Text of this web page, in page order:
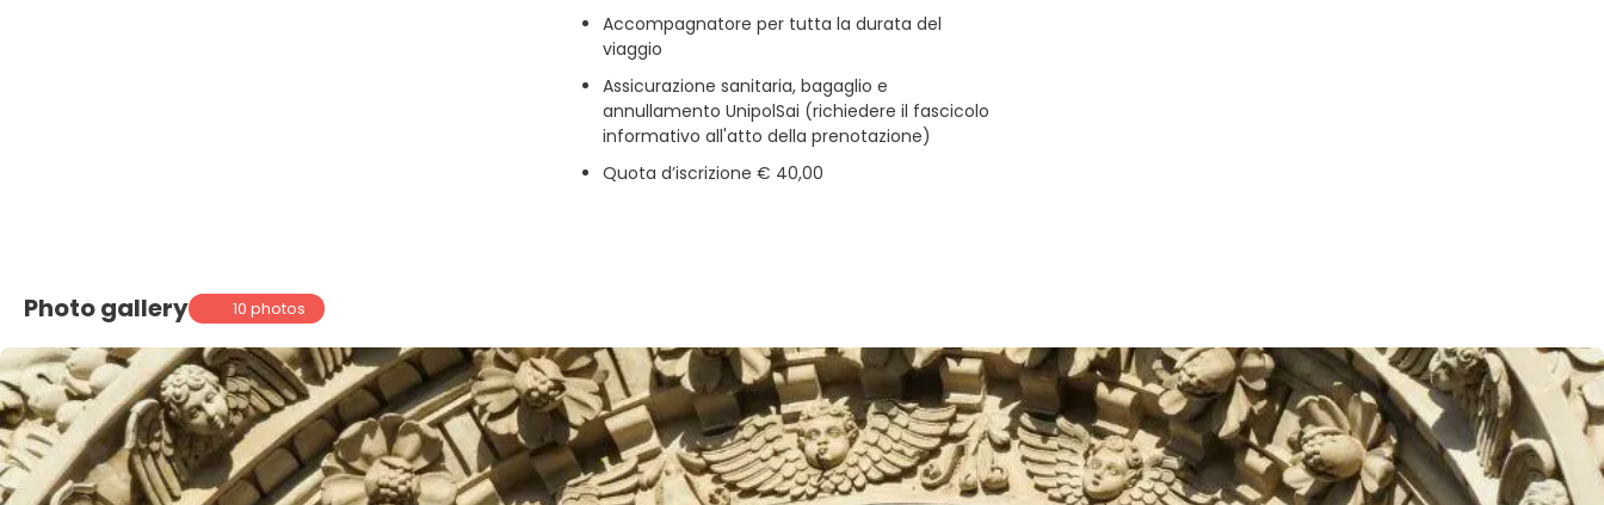
Accompagnatore per tutta la durata del
viaggio
Assicurazione sanitaria, bagaglio e
annullamento UnipolSai (richiedere il fascicolo
informativo all'atto della prenotazione)
Quota d’iscrizione € 40,00
Photo gallery 10 photos